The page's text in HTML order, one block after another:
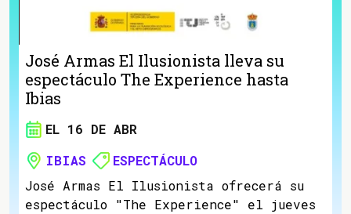
José Armas El Ilusionista lleva su
espectáculo The Experience hasta
Ibias
EL 16 DE ABR
IBIAS
ESPECTÁCULO
José Armas El Ilusionista ofrecerá su
espectáculo "The Experience" el jueves